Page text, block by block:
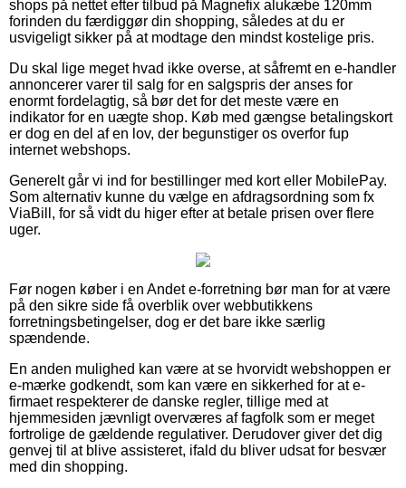
shops på nettet efter tilbud på Magnefix alukæbe 120mm
forinden du færdiggør din shopping, således at du er
usvigeligt sikker på at modtage den mindst kostelige pris.
Du skal lige meget hvad ikke overse, at såfremt en e-handler
annoncerer varer til salg for en salgspris der anses for
enormt fordelagtig, så bør det for det meste være en
indikator for en uægte shop. Køb med gængse betalingskort
er dog en del af en lov, der begunstiger os overfor fup
internet webshops.
Generelt går vi ind for bestillinger med kort eller MobilePay.
Som alternativ kunne du vælge en afdragsordning som fx
ViaBill, for så vidt du higer efter at betale prisen over flere
uger.
Før nogen køber i en Andet e-forretning bør man for at være
på den sikre side få overblik over webbutikkens
forretningsbetingelser, dog er det bare ikke særlig
spændende.
En anden mulighed kan være at se hvorvidt webshoppen er
e-mærke godkendt, som kan være en sikkerhed for at e-
firmaet respekterer de danske regler, tillige med at
hjemmesiden jævnligt overværes af fagfolk som er meget
fortrolige de gældende regulativer. Derudover giver det dig
genvej til at blive assisteret, ifald du bliver udsat for besvær
med din shopping.